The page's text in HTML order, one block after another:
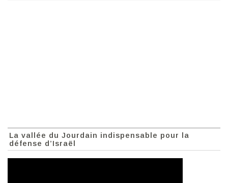
La vallée du Jourdain indispensable pour la
défense d’Israël